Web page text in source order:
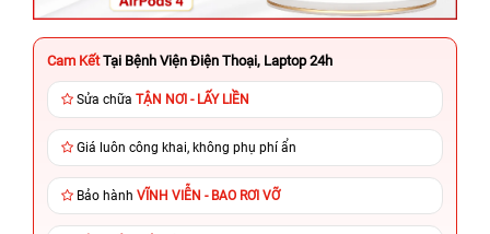
Cam Kết Tại Bệnh Viện Điện Thoại, Laptop 24h
Sửa chữa TẬN NƠI - LẤY LIỀN
Giá luôn công khai, không phụ phí ẩn
Bảo hành VĨNH VIỄN - BAO RƠI VỠ